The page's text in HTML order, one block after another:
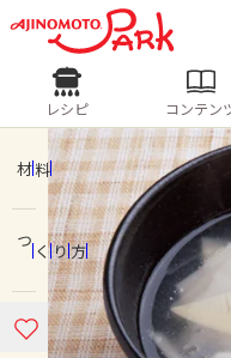
ログインす
ログイン
ホーム
コンテンツ
レシピ
人気の食材・レシピ
きゅうり なす
ピーマン
みょ
レシピ コンテン
材料
つくり方